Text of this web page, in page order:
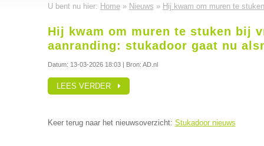
U bent nu hier: Home» Nieuws » Hij kwam om muren te
Hij kwam om muren te stuken bij
aanranding: stukadoor gaat nu
Datum: 13-03-2026 18:03| Bron: AD.nl
LEES VERDER
Keer terug naar het nieuwsoverzicht: Stukadoor nieuws